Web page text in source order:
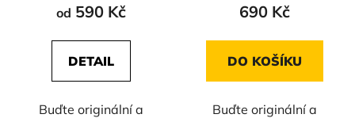
od 590 Kč
DETAIL
Buďte originální a
690 Kč
DO KOŠÍKU
Buďte originální a